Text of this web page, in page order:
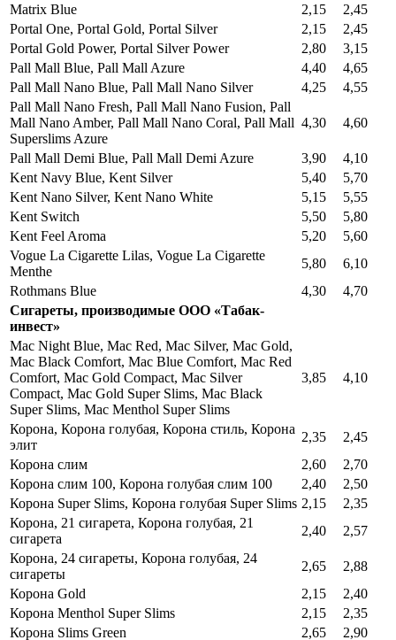
Matrix Blue
2,15
2,45
Portal One, Portal Gold, Portal Silver
2,15
2,45
Portal Gold Power, Portal Silver Power
2,80
3,15
Pall Mall Blue, Pall Mall Azure
4,40
4,65
Pall Mall Nano Blue, Pall Mall Nano Silver
4,25
4,55
Pall Mall Nano Fresh, Pall Mall Nano Fusion, Pall
Mall Nano Amber, Pall Mall Nano Coral, Pall Mall
Superslims Azure
4,30 4,60
Pall Mall Demi Blue, Pall Mall Demi Azure 3,90
4,10
Kent Navy Blue, Kent Silver
5,40
5,70
Kent Nano Silver, Kent Nano White
5,15
5,55
Kent Switch
5,50
5,80
Kent Feel Aroma
5,20
5,60
Vogue La Cigarette Lilas, Vogue La Cigarette
Menthe
5,80
6,10
Rothmans Blue
4,30
4,70
Сигареты, производимые ООО «Табак-
инвест»
Mac Night Blue, Mac Red, Mac Silver, Mac Gold,
Mac Black Comfort, Mac Blue Comfort, Mac Red
Comfort, Mac Gold Compact, Mac Silver
Compact, Mac Gold Super Slims, Mac Black
Super Slims, Mac Menthol Super Slims
3,85 4,10
Корона, Корона голубая, Корона стиль, Корона
элит
2,35
2,45
Корона слим
2,60
2,70
Корона слим 100, Корона голубая слим 100
2,40
2,50
Корона Super Slims, Корона голубая Super Slims 2,15
2,35
Корона, 21 сигарета, Корона голубая, 21
сигарета
2,40
2,57
Корона, 24 сигареты, Корона голубая, 24
сигареты
2,65
2,88
Корона Gold
2,15
2,40
Корона Menthol Super Slims
2,15
2,35
Корона Slims Green
2,65
2,90